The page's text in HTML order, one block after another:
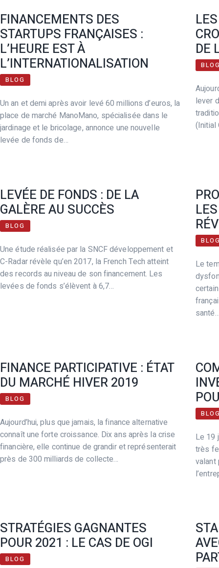
FINANCEMENTS DES
STARTUPS FRANÇAISES :
L’HEURE EST À
L’INTERNATIONALISATION
BLOG
Un an et demi après avoir levé 60 millions d’euros, la
place de marché ManoMano, spécialisée dans le
jardinage et le bricolage, annonce une nouvelle
levée de fonds de…
DE
lever
(Initial
LEVÉE DE FONDS : DE LA
GALÈRE AU SUCCÈS
BLOG
Une étude réalisée par la SNCF développement et
C-Radar révèle qu’en 2017, la French Tech atteint
des records au niveau de son financement. Les
levées de fonds s’élèvent à 6,7…
Le
FINANCE PARTICIPATIVE : ÉTAT
DU MARCHÉ HIVER 2019
BLOG
Aujourd’hui, plus que jamais, la finance alternative
connaît une forte croissance. Dix ans après la crise
financière, elle continue de grandir et représenterait
près de 300 milliards de collecte…
Le 19
très
valant
STRATÉGIES GAGNANTES
POUR 2021 : LE CAS DE OGI
BLOG